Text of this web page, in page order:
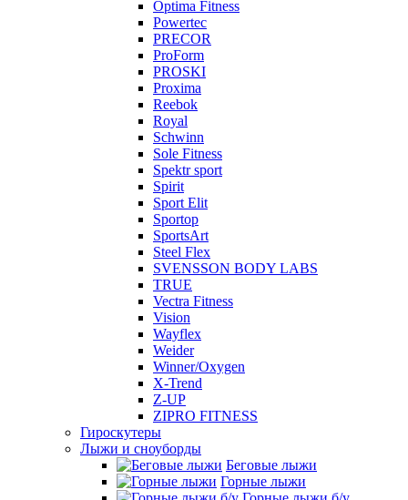
Optima Fitness
Powertec
PRECOR
ProForm
PROSKI
Proxima
Reebok
Royal
Schwinn
Sole Fitness
Spektr sport
Spirit
Sport Elit
Sportop
SportsArt
Steel Flex
SVENSSON BODY LABS
TRUE
Vectra Fitness
Vision
Wayflex
Weider
Winner/Oxygen
X-Trend
Z-UP
ZIPRO FITNESS
Гироскутеры
Лыжи и сноуборды
Беговые лыжи
Горные лыжи